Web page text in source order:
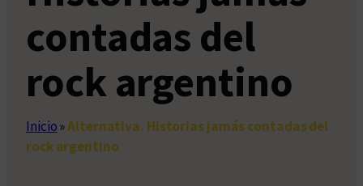
contadas del
rock argentino
Inicio»Alternativa. Historias jamás contadas del
rock argentino